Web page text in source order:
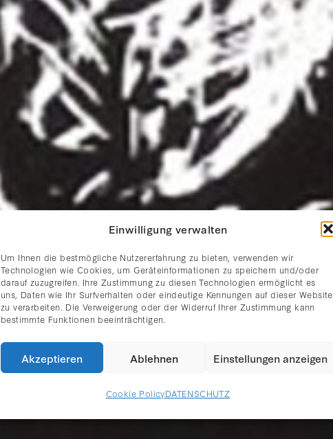
Einwilligung verwalten
Um Ihnen die bestmögliche Nutzererfahrung zu bieten, verwenden wir
Technologien wie Cookies, um Geräteinformationen zu speichern und/oder
darauf zuzugreifen. Ihre Zustimmung zu diesen Technologien ermöglicht es
uns, Daten wie Ihr Surfverhalten oder eindeutige Kennungen auf dieser Website
zu verarbeiten. Die Verweigerung oder der Widerruf Ihrer Zustimmung kann
bestimmte Funktionen beeinträchtigen.
Akzeptieren Ablehnen Einstellungen anzeigen
Cookie PolicyDATENSCHUTZ
LE CORBUSIER